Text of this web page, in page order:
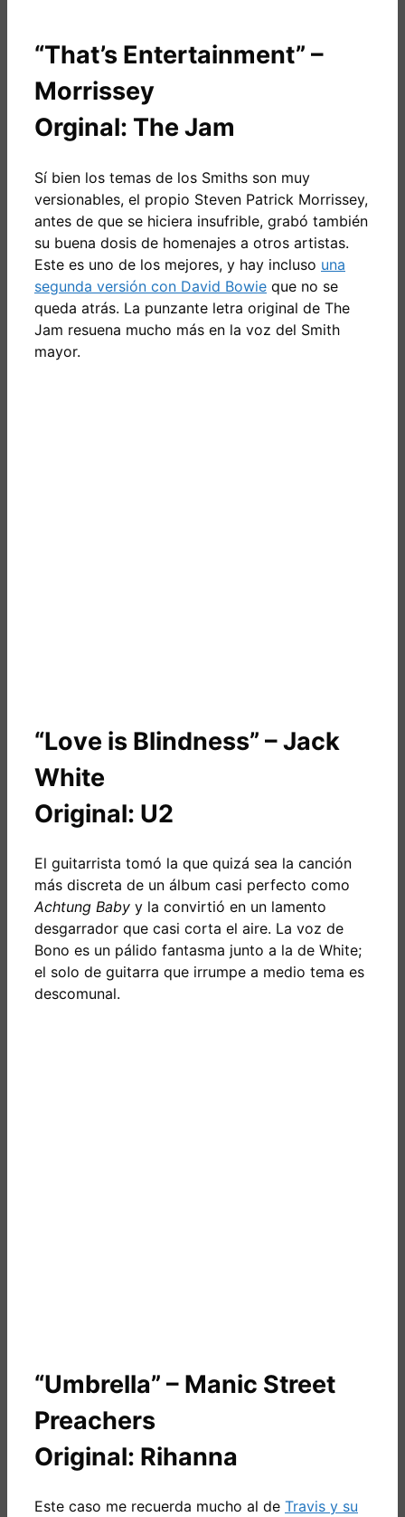
“That’s Entertainment” –
Morrissey
Orginal: The Jam
Sí bien los temas de los Smiths son muy
versionables, el propio Steven Patrick Morrissey,
antes de que se hiciera insufrible, grabó también
su buena dosis de homenajes a otros artistas.
Este es uno de los mejores, y hay incluso una
segunda versión con David Bowie que no se
queda atrás. La punzante letra original de The
Jam resuena mucho más en la voz del Smith
mayor.
“Love is Blindness” – Jack
White
Original: U2
El guitarrista tomó la que quizá sea la canción
más discreta de un álbum casi perfecto como
Achtung Baby y la convirtió en un lamento
desgarrador que casi corta el aire. La voz de
Bono es un pálido fantasma junto a la de White;
el solo de guitarra que irrumpe a medio tema es
descomunal.
“Umbrella” – Manic Street
Preachers
Original: Rihanna
Este caso me recuerda mucho al de Travis y su